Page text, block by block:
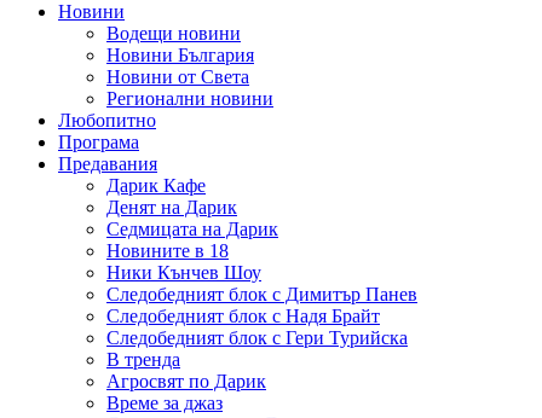
Новини
Водещи новини
Новини България
Новини от Света
Регионални новини
Любопитно
Програма
Предавания
Дарик Кафе
Денят на Дарик
Седмицата на Дарик
Новините в 18
Ники Кънчев Шоу
Следобедният блок с Димитър Панев
Следобедният блок с Надя Брайт
Следобедният блок с Гери Турийска
В тренда
Агросвят по Дарик
Време за джаз